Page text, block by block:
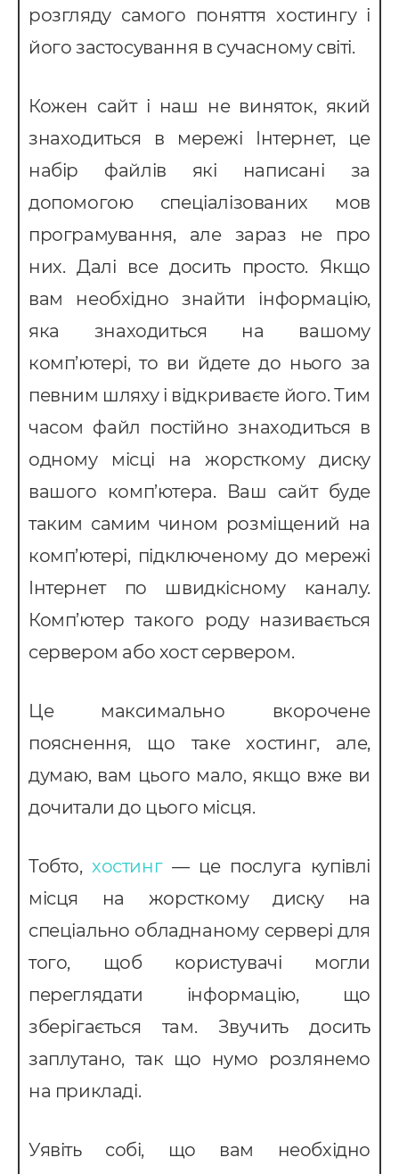
Послуги
розробка CRM
Система управління
CRM
CRM
автоматизація
розгляду самого поняття хостингу і
його застосування в сучасному світі.
Кожен сайт і наш не виняток, який
знаходиться в мережі Інтернет, це
набір файлів які написані за
допомогою спеціалізованих мов
програмування, але зараз не про
них. Далі все досить просто. Якщо
вам необхідно знайти інформацію,
яка знаходиться на вашому
комп’ютері, то ви йдете до нього за
певним шляху і відкриваєте його. Тим
часом файл постійно знаходиться в
одному місці на жорсткому диску
вашого комп’ютера. Ваш сайт буде
таким самим чином розміщений на
комп’ютері, підключеному до мережі
Інтернет по швидкісному каналу.
Комп’ютер такого роду називається
сервером або хост сервером.
Це максимально вкорочене
пояснення, що таке хостинг, але,
думаю, вам цього мало, якщо вже ви
дочитали до цього місця.
Тобто, хостинг — це послуга купівлі
місця на жорсткому диску на
спеціально обладнаному сервері для
того, щоб користувачі могли
переглядати інформацію, що
зберігається там. Звучить досить
заплутано, так що нумо розлянемо
на прикладі.
Уявіть собі, що вам необхідно